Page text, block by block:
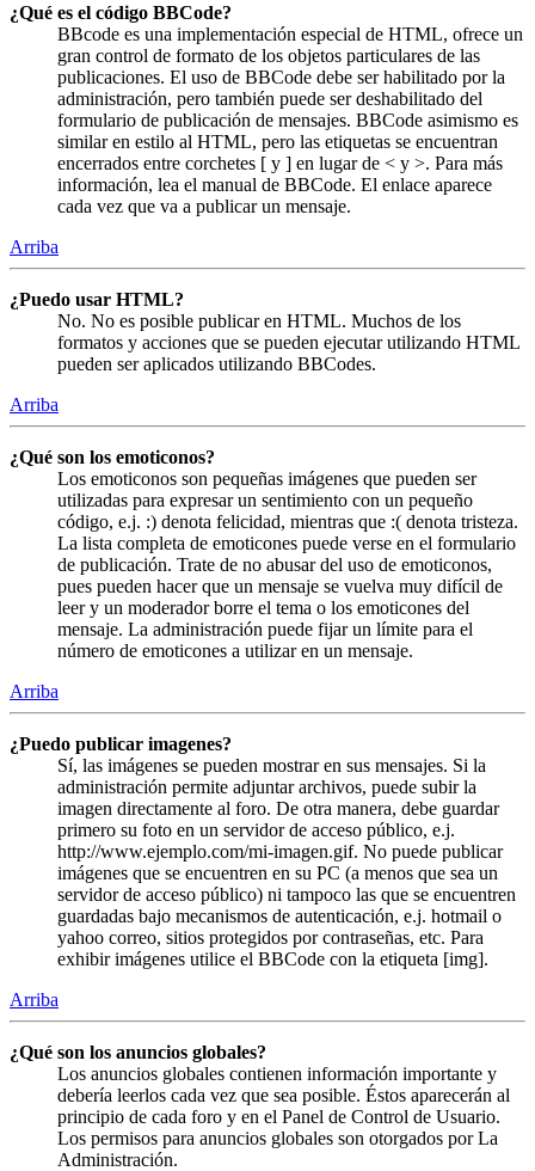
¿Qué es el código BBCode?
BBcode es una implementación especial de HTML, ofrece un
gran control de formato de los objetos particulares de las
publicaciones. El uso de BBCode debe ser habilitado por la
administración, pero también puede ser deshabilitado del
formulario de publicación de mensajes. BBCode asimismo es
similar en estilo al HTML, pero las etiquetas se encuentran
encerrados entre corchetes [ y ] en lugar de < y >. Para más
información, lea el manual de BBCode. El enlace aparece
cada vez que va a publicar un mensaje.
Arriba
¿Puedo usar HTML?
No. No es posible publicar en HTML. Muchos de los
formatos y acciones que se pueden ejecutar utilizando HTML
pueden ser aplicados utilizando BBCodes.
Arriba
¿Qué son los emoticonos?
Los emoticonos son pequeñas imágenes que pueden ser
utilizadas para expresar un sentimiento con un pequeño
código, e.j. :) denota felicidad, mientras que :( denota tristeza.
La lista completa de emoticones puede verse en el formulario
de publicación. Trate de no abusar del uso de emoticonos,
pues pueden hacer que un mensaje se vuelva muy difícil de
leer y un moderador borre el tema o los emoticones del
mensaje. La administración puede fijar un límite para el
número de emoticones a utilizar en un mensaje.
Arriba
¿Puedo publicar imagenes?
Sí, las imágenes se pueden mostrar en sus mensajes. Si la
administración permite adjuntar archivos, puede subir la
imagen directamente al foro. De otra manera, debe guardar
primero su foto en un servidor de acceso público, e.j.
http://www.ejemplo.com/mi-imagen.gif. No puede publicar
imágenes que se encuentren en su PC (a menos que sea un
servidor de acceso público) ni tampoco las que se encuentren
guardadas bajo mecanismos de autenticación, e.j. hotmail o
yahoo correo, sitios protegidos por contraseñas, etc. Para
exhibir imágenes utilice el BBCode con la etiqueta [img].
Arriba
¿Qué son los anuncios globales?
Los anuncios globales contienen información importante y
debería leerlos cada vez que sea posible. Éstos aparecerán al
principio de cada foro y en el Panel de Control de Usuario.
Los permisos para anuncios globales son otorgados por La
Administración.